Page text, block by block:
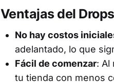
Ventajas del
No hay costos
adelantado, lo que
Fácil de comenzar: Al
tu tienda con menos